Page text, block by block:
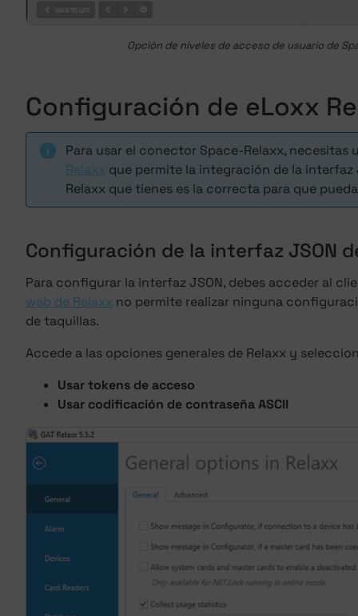
Opción de niveles de acceso de usuario de
Configuración de eLoxx
Para usar el conector Space-Relaxx, necesitas
Relaxx que permite la integración de la interfaz
Relaxx que tienes es la correcta para que
Configuración de la interfaz JSON
Para configurar la interfaz JSON, debes acceder al
web de Relaxx no permite realizar ninguna
de taquillas.
Accede a las opciones generales de Relaxx y
Usar tokens de acceso
Usar codificación de contraseña ASCII